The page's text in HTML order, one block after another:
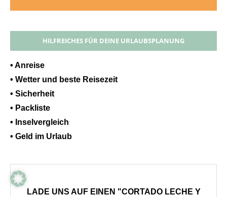
HILFREICHES FÜR DEINE URLAUBSPLANUNG
• Anreise
• Wetter und beste Reisezeit
• Sicherheit
• Packliste
• Inselvergleich
• Geld im Urlaub
LADE UNS AUF EINEN "CORTADO LECHE Y